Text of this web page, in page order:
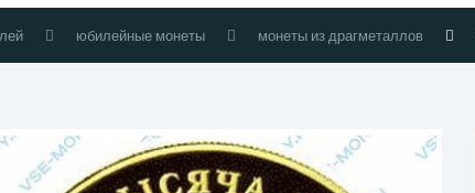
юбилейные монеты монеты из драгметаллов